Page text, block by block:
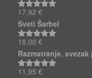
Ocjenjeno
5.00 od 5
17,92 €
Sveti Šarbel
Ocjenjeno
5.00od 5
18,00 €
Razmatranje, svezak
Ocjenjeno
11,95 €